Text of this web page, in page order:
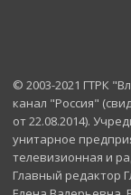
© 2003-2021 ГТРК
канал "Россия"
от 22.08.2014).
унитарное
телевизионная и
Главный редактор